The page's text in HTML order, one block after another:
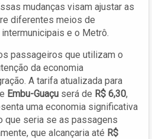
mudanças visam ajustar as
diferentes meios de
e o Metrô.
passageiros que utilizam o
da economia
A tarifa atualizada para
Embu-Guaçu será de R$ 6,30,
uma economia significativa
que seria se as passagens
que alcançaria até R$